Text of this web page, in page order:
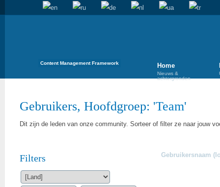
Content Management Framework Home
Nieuws &
achtergronden
Gebruikers, Hoofdgroep: 'Team'
Dit zijn de leden van onze community. Sorteer of filter ze naar jouw
Filters Gebruikersnaam